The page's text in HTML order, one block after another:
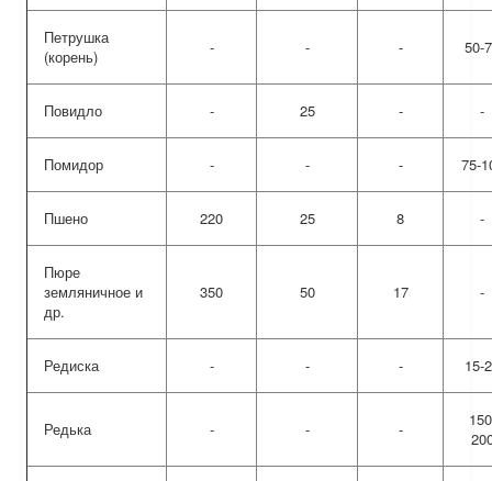
Петрушка
(корень)
- - - 50-
Повидло - 25 - -
Помидор - - - 75-
Пшено 220 25 8 -
Пюре
земляничное и
др.
350 50 17 -
Редиска - - - 15-
Редька - - -